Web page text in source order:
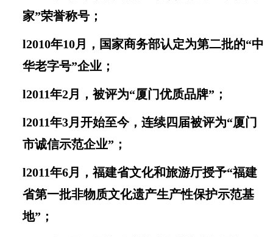
家”荣誉称号；
l2010年10月 ， 国家商务部认定为第二批的“中
华老字号”企业；
l2011年2月 ，被评为“厦门优质品牌”；
l2011年3月 开始至今， 连续四届被评为“厦门
市诚信示范企业”；
l2011年6月 ，福建省文化和旅游厅授予“福建
省第一批非物质文化遗产生产性保护示范基
地”；